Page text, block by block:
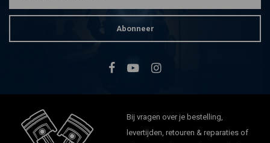
Abonneer
Bij vragen over je bestelling,
levertijden, retouren & reparaties of